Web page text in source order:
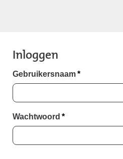
Inloggen
Gebruikersnaam*
Wachtwoord *